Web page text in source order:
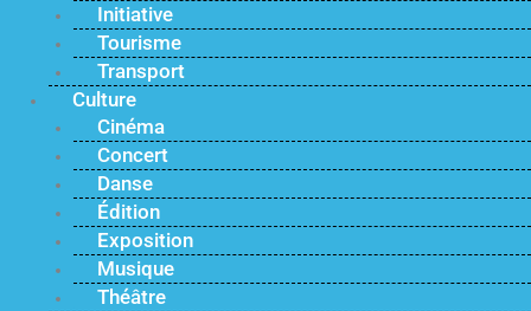
Initiative
Tourisme
Transport
Culture
Cinéma
Concert
Danse
Édition
Exposition
Musique
Théâtre